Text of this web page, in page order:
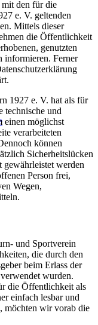
den für die
e. V. geltenden
Mittels dieser
die Öffentlichkeit
genutzten
informieren. Ferner
1927 e. V. hat als für
technische und
einen möglichst
verarbeiteten
können
Sicherheitslücken
gewährleistet werden
Person frei,
Wegen,
und Sportverein
die durch den
beim Erlass der
wurden.
die Öffentlichkeit als
einfach lesbar und
möchten wir vorab die